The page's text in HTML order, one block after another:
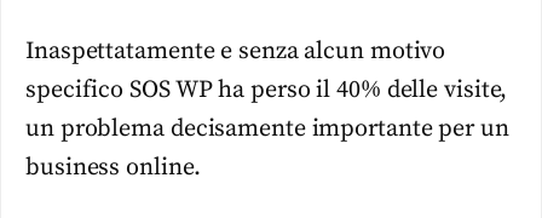
Inaspettatamente e senza alcun motivo
specifico SOS WP ha perso il 40% delle visite,
un problema decisamente importante per un
business online.